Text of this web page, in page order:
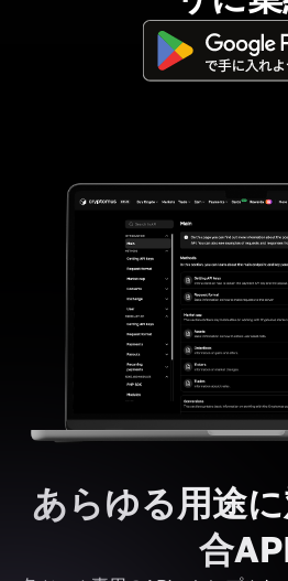
あらゆる用途
合